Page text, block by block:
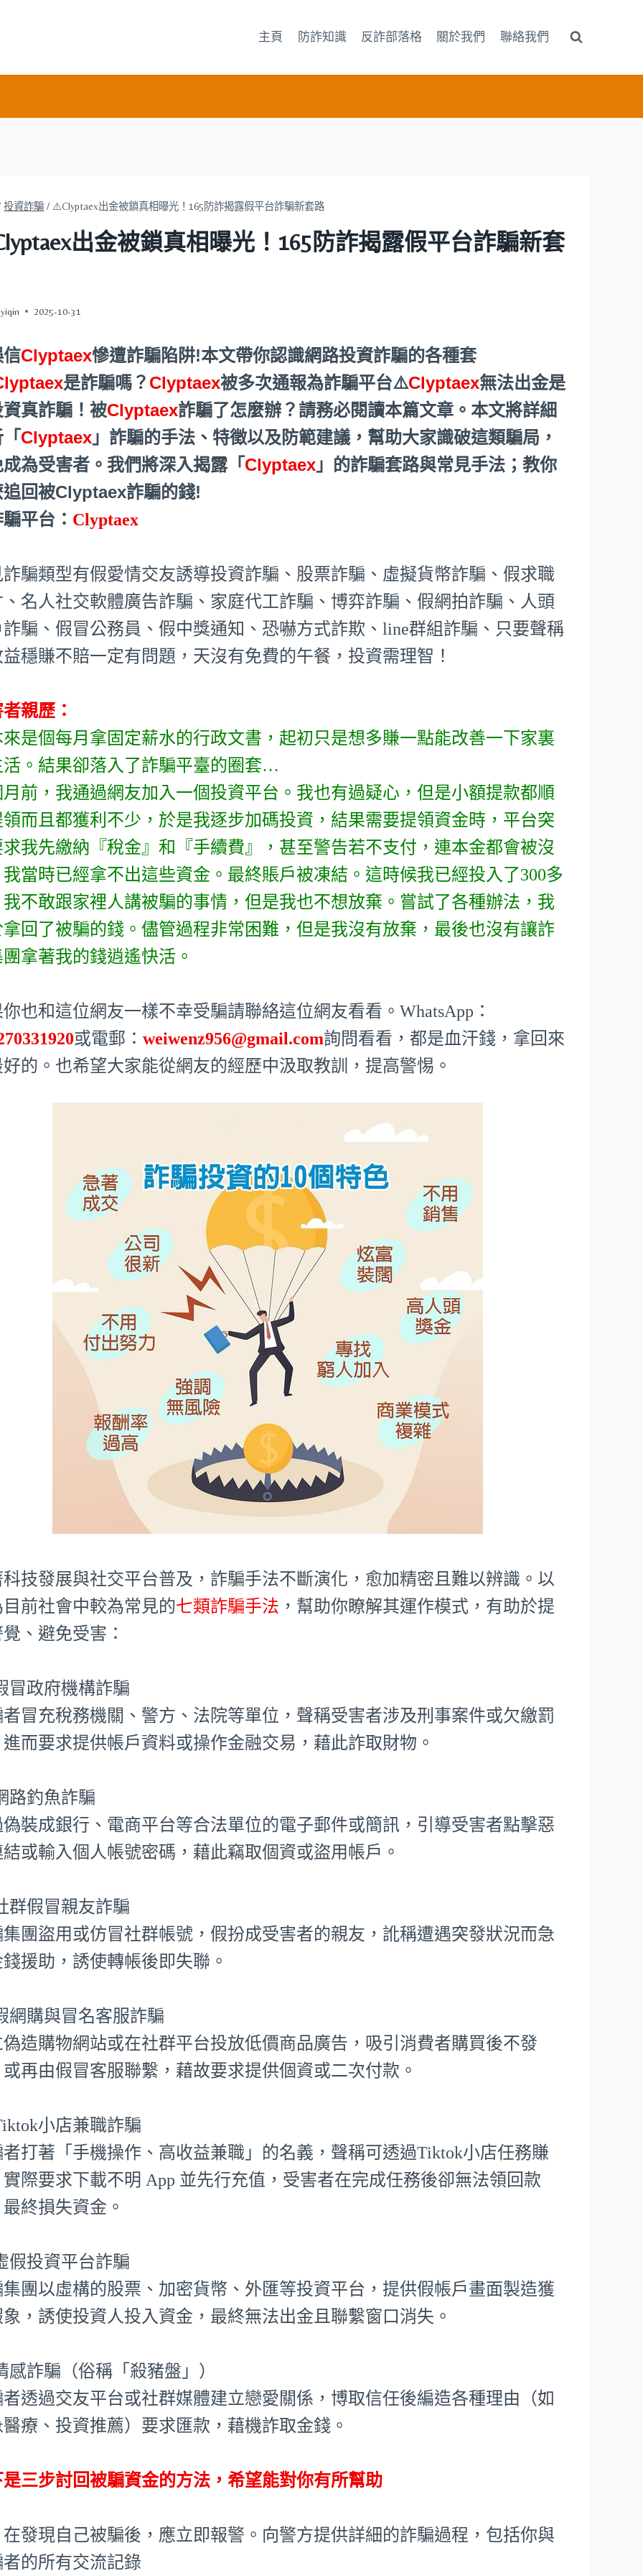
主頁 防詐知識 反詐部落格 關於我們 聯絡我們
投資詐騙 / ⚠️Clyptaex出金被鎖真相曝光！165防詐揭露假平台詐騙新套路
出金被鎖真相曝光！165防詐揭露假平台詐騙新套
2025-10-31
信Clyptaex慘遭詐騙陷阱!本文帶你認識網路投資詐騙的各種套
是詐騙嗎？ Clyptaex被多次通報為詐騙平台⚠️Clyptaex無法出金是
真詐騙！被Clyptaex詐騙了怎麼辦？請務必閱讀本篇文章。本文將詳細
Clyptaex 」詐騙的手法、特徵以及防範建議，幫助大家識破這類騙局，
為受害者。我們將深入揭露「 Clyptaex 」的詐騙套路與常見手法；教你
追回被Clyptaex詐騙的錢!
平台： Clyptaex
騙類型有假愛情交友誘導投資詐騙、股票詐騙、虛擬貨幣詐騙、假求職
名人社交軟體廣告詐騙、家庭代工詐騙、博弈詐騙、假網拍詐騙、人頭
騙、假冒公務員、假中獎通知、恐嚇方式詐欺、line群組詐騙、只要聲稱
穩賺不賠一定有問題，天沒有免費的午餐，投資需理智！
親歷：
是個每月拿固定薪水的行政文書，起初只是想多賺一點能改善一下家裏
活。結果卻落入了詐騙平臺的圈套…
前，我通過網友加入一個投資平台。我也有過疑心，但是小額提款都順
而且都獲利不少，於是我逐步加碼投資，結果需要提領資金時，平台突
我先繳納『稅金』和『手續費』，甚至警告若不支付，連本金都會被沒
當時已經拿不出這些資金。最終賬戶被凍結。這時候我已經投入了300多
不敢跟家裡人講被騙的事情，但是我也不想放棄。嘗試了各種辦法，我
回了被騙的錢。儘管過程非常困難，但是我沒有放棄，最後也沒有讓詐
拿著我的錢逍遙快活。
也和這位網友一樣不幸受騙請聯絡這位網友看看。WhatsApp：
或電郵：weiwenz956@gmail.com詢問看看，都是血汗錢，拿回來
的。也希望大家能從網友的經歷中汲取教訓，提高警惕。
技發展與社交平台普及，詐騙手法不斷演化，愈加精密且難以辨識。以
前社會中較為常見的七類詐騙手法 ，幫助你瞭解其運作模式，有助於提
、避免受害：
冒政府機構詐騙
冒充稅務機關、警方、法院等單位，聲稱受害者涉及刑事案件或欠繳罰
而要求提供帳戶資料或操作金融交易，藉此詐取財物。
路釣魚詐騙
裝成銀行、電商平台等合法單位的電子郵件或簡訊，引導受害者點擊惡
或輸入個人帳號密碼，藉此竊取個資或盜用帳戶。
群假冒親友詐騙
團盜用或仿冒社群帳號，假扮成受害者的親友，訛稱遭遇突發狀況而急
援助，誘使轉帳後即失聯。
網購與冒名客服詐騙
造購物網站或在社群平台投放低價商品廣告，吸引消費者購買後不發
再由假冒客服聯繫，藉故要求提供個資或二次付款。
小店兼職詐騙
打著「手機操作、高收益兼職」的名義，聲稱可透過Tiktok小店任務賺
際要求下載不明 App 並先行充值，受害者在完成任務後卻無法領回款
終損失資金。
假投資平台詐騙
團以虛構的股票、加密貨幣、外匯等投資平台，提供假帳戶畫面製造獲
，誘使投資人投入資金，最終無法出金且聯繫窗口消失。
感詐騙（俗稱「殺豬盤」）
透過交友平台或社群媒體建立戀愛關係，博取信任後編造各種理由（如
療、投資推薦）要求匯款，藉機詐取金錢。
三步討回被騙資金的方法，希望能對你有所幫助
發現自己被騙後，應立即報警。向警方提供詳細的詐騙過程，包括你與
的所有交流記錄